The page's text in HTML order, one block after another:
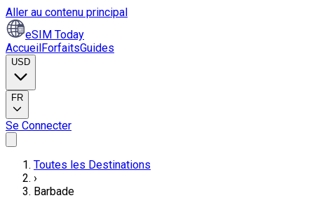
Aller au contenu principal
eSIM Today
AccueilForfaitsGuides
USD
FR
Se Connecter
Toutes les Destinations
›
Barbade